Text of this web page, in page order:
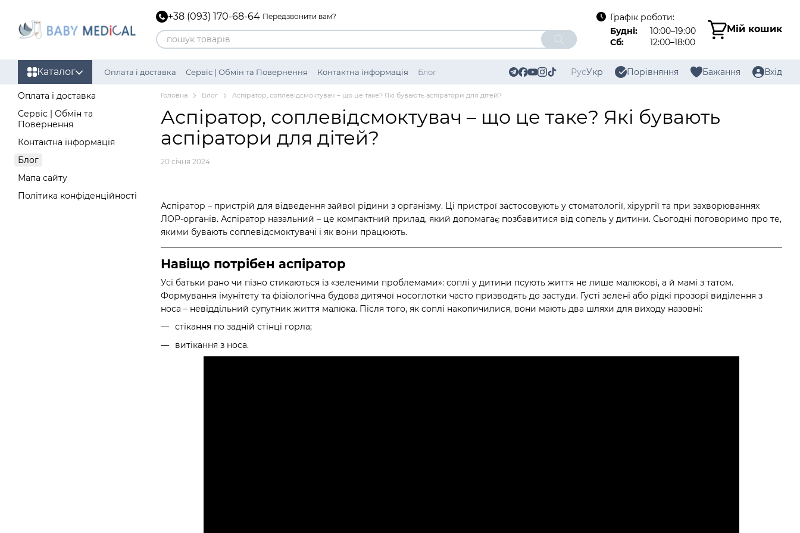
+38 (093) 170-68-64 Передзвонити вам?
Графік роботи:
Будні:
10:00–19:00
Сб:
12:00–18:00
Мій кошик
Каталог Оплата і доставка Сервіс | Обмін та Повернення Контактна інформація
Блог
РусУкр Порівняння Бажання Вхід
Головна Блог Аспіратор, соплевідсмоктувач – що це таке? Які бувають аспіратори для дітей?
Аспіратор, соплевідсмоктувач – що це таке? Які бувають
аспіратори для дітей?
20 січня 2024
Аспіратор – пристрій для відведення зайвої рідини з організму. Ці пристрої застосовують у стоматології, хірургії та при захворюваннях
ЛОР-органів. Аспіратор назальний – це компактний прилад, який допомагає позбавитися від сопель у дитини. Сьогодні поговоримо про те,
якими бувають соплевідсмоктувачі і як вони працюють.
Навіщо потрібен аспіратор
Усі батьки рано чи пізно стикаються із «зеленими проблемами»: соплі у дитини псують життя не лише малюкові, а й мамі з татом.
Формування імунітету та фізіологічна будова дитячої носоглотки часто призводять до застуди. Густі зелені або рідкі прозорі виділення з
носа – невіддільний супутник життя малюка. Після того, як соплі накопичилися, вони мають два шляхи для виходу назовні:
стікання по задній стінці горла;
витікання з носа.
Оплата і доставка
Сервіс | Обмін та
Повернення
Контактна інформація
Блог
Мапа сайту
Політика конфіденційності